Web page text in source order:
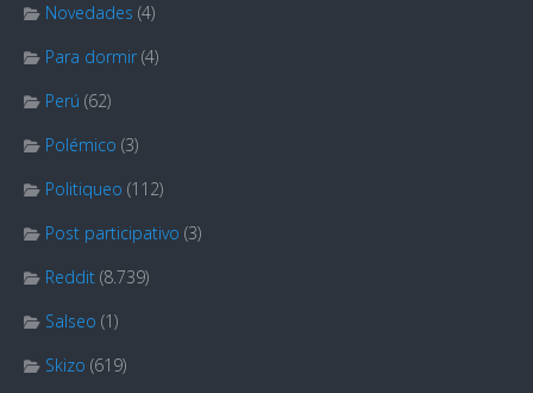
Novedades (4)
Para dormir (4)
Perú (62)
Polémico (3)
Politiqueo (112)
Post participativo (3)
Reddit (8.739)
Salseo (1)
Skizo (619)